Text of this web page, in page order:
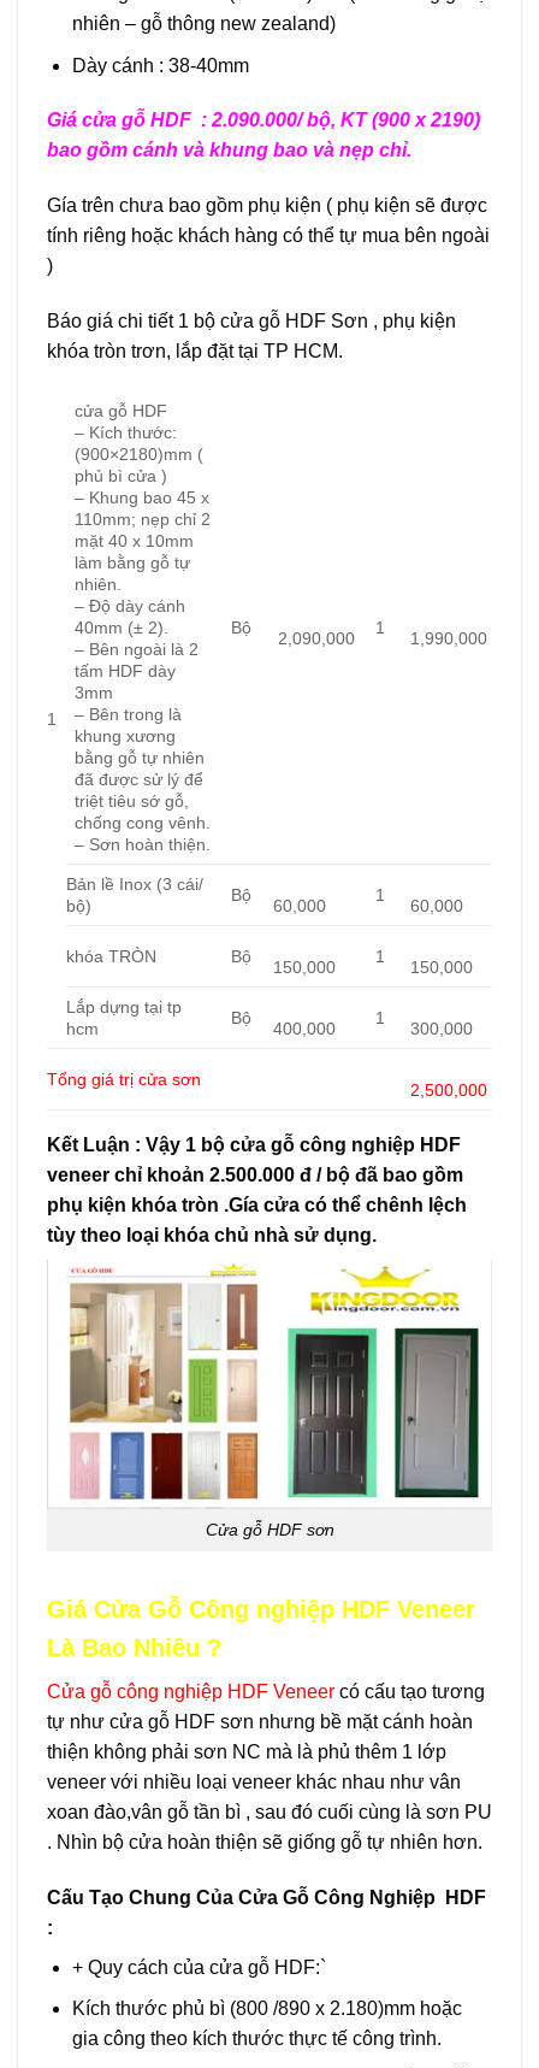
nhiên – gỗ thông new zealand)
Dày cánh : 38-40mm
Giá cửa gỗ HDF : 2.090.000/ bộ, KT (900 x 2190)
bao gồm cánh và khung bao và nẹp chỉ.
Gía trên chưa bao gồm phụ kiện ( phụ kiện sẽ được
tính riêng hoặc khách hàng có thể tự mua bên ngoài
)
Báo giá chi tiết 1 bộ cửa gỗ HDF Sơn , phụ kiện
khóa tròn trơn, lắp đặt tại TP HCM.
1
cửa gỗ HDF
– Kích thước:
(900×2180)mm (
phủ bì cửa )
– Khung bao 45 x
110mm; nẹp chỉ 2
mặt 40 x 10mm
làm bằng gỗ tự
nhiên.
– Độ dày cánh
40mm (± 2).
– Bên ngoài là 2
tấm HDF dày
3mm
– Bên trong là
khung xương
bằng gỗ tự nhiên
đã được sử lý để
triệt tiêu sớ gỗ,
chống cong vênh.
– Sơn hoàn thiện.
Bộ
2,090,000
1
1,990,000
Bản lề Inox (3 cái/
bộ)
Bộ
60,000
1
60,000
khóa TRÒN Bộ
150,000
1
150,000
Lắp dựng tại tp
hcm
Bộ
400,000
1
300,000
Tổng giá trị cửa sơn
2,500,000
Kết Luận : Vậy 1 bộ cửa gỗ công nghiệp HDF
veneer chỉ khoản 2.500.000 đ / bộ đã bao gồm
phụ kiện khóa tròn .Gía cửa có thể chênh lệch
tùy theo loại khóa chủ nhà sử dụng.
Cửa gỗ HDF sơn
Giá Cửa Gỗ Công nghiệp HDF Veneer
Là Bao Nhiêu ?
Cửa gỗ công nghiệp HDF Veneer có cấu tạo tương
tự như cửa gỗ HDF sơn nhưng bề mặt cánh hoàn
thiện không phải sơn NC mà là phủ thêm 1 lớp
veneer với nhiều loại veneer khác nhau như vân
xoan đào,vân gỗ tần bì , sau đó cuối cùng là sơn PU
. Nhìn bộ cửa hoàn thiện sẽ giống gỗ tự nhiên hơn.
Cấu Tạo Chung Của Cửa Gỗ Công Nghiệp HDF
:
+ Quy cách của cửa gỗ HDF:`
Kích thước phủ bì (800 /890 x 2.180)mm hoặc
gia công theo kích thước thực tế công trình.